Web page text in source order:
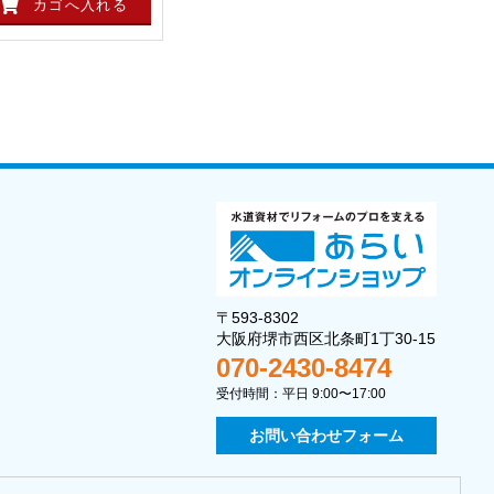
〒593-8302
大阪府堺市西区北条町1丁30-15
070-2430-8474
受付時間：平日 9:00〜17:00
お問い合わせフォーム